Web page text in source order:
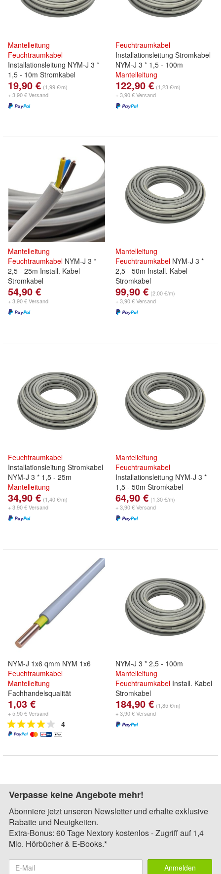
Mantelleitung
Feuchtraumkabel
Installationsleitung NYM-J 3 *
1,5 - 10m Stromkabel
19,90 € (1,99 €/m)
+ 3,90 € Versand
Feuchtraumkabel
Installationsleitung Stromkabel
NYM-J 3 * 1,5 - 100m
Mantelleitung
122,90 € (1,23 €/m)
+ 3,90 € Versand
Mantelleitung
Feuchtraumkabel NYM-J 3 *
2,5 - 25m Install. Kabel
Stromkabel
54,90 €
+ 3,90 € Versand
Mantelleitung
Feuchtraumkabel NYM-J 3 *
2,5 - 50m Install. Kabel
Stromkabel
99,90 € (2,00 €/m)
+ 3,90 € Versand
Feuchtraumkabel
Installationsleitung Stromkabel
NYM-J 3 * 1,5 - 25m
Mantelleitung
34,90 € (1,40 €/m)
+ 3,90 € Versand
Mantelleitung
Feuchtraumkabel
Installationsleitung NYM-J 3 *
1,5 - 50m Stromkabel
64,90 € (1,30 €/m)
+ 3,90 € Versand
NYM-J 1x6 qmm NYM 1x6
Feuchtraumkabel
Mantelleitung
Fachhandelsqualität
1,03 €
+ 5,90 € Versand
4
NYM-J 3 * 2,5 - 100m
Mantelleitung
Feuchtraumkabel Install. Kabel
Stromkabel
184,90 € (1,85 €/m)
+ 3,90 € Versand
Verpasse keine Angebote mehr!
Abonniere jetzt unseren Newsletter und erhalte exklusive
Rabatte und Neuigkeiten.
Extra-Bonus: 60 Tage Nextory kostenlos - Zugriff auf 1,4
Mio. Hörbücher & E-Books.*
Anmelden